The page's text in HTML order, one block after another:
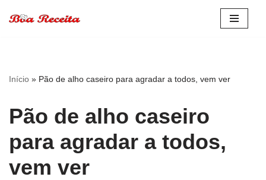
conteúdo
Início » Pão de alho caseiro para agradar a todos, vem ver
Pão de alho caseiro
para agradar a todos,
vem ver